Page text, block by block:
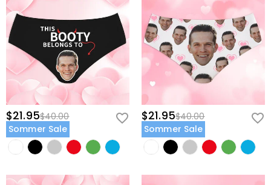
$21.95$40.00
Sommer Sale
$21.95$40.00
Sommer Sale